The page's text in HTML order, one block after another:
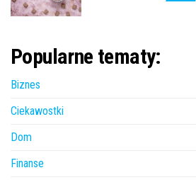
Popularne tematy:
Biznes
Ciekawostki
Dom
Finanse